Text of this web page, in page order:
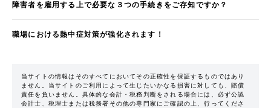
障害者を雇用する上で必要な３つの手続きをご存知ですか？
職場における熱中症対策が強化されます！
当サイトの情報はそのすべてにおいてその正確性を保証するものではあり
ません。当サイトのご利用によって生じたいかなる損害に対しても、賠償
責任を負いません。具体的な会計・税務判断をされる場合には、必ず公認
会計士、税理士または税務署その他の専門家にご確認の上、行ってくださ